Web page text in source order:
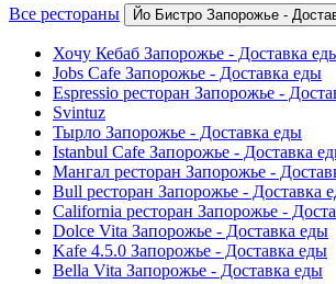
Все рестораны Йо Бистро Запорожье -
Хочу Кебаб Запорожье - Доставка
Jobs Cafe Запорожье - Доставка еды
Espressio ресторан Запорожье -
Svintuz
Тырло Запорожье - Доставка еды
Istanbul Cafe Запорожье - Доставка
Мангал ресторан Запорожье -
Bull ресторан Запорожье - Доставка
California ресторан Запорожье -
Dolce Vita Запорожье - Доставка еды
Kafe 4.5.0 Запорожье - Доставка еды
Bella Vita Запорожье - Доставка еды